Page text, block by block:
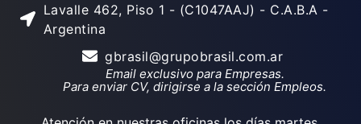
Lavalle 462, Piso 1 - (C1047AAJ) - C.A.B.A -
Argentina
gbrasil@grupobrasil.com.ar
Email exclusivo para Empresas.
Para enviar CV, dirigirse a la sección Empleos.